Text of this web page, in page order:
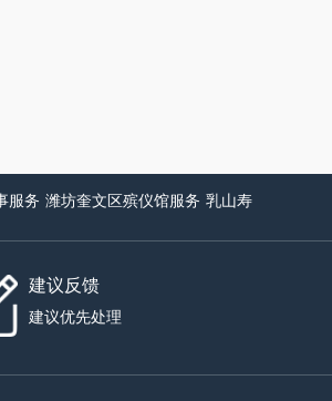
服务 潍坊奎文区殡仪馆服务 乳山寿
建议反馈
建议优先处理